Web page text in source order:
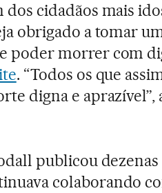
dos cidadãos mais
obrigado a tomar
poder morrer com
. “Todos os que
digna e aprazível”,
publicou dezenas
colaborando